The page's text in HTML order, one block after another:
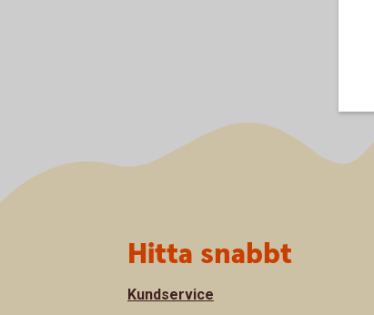
Hitta snabbt
Kundservice